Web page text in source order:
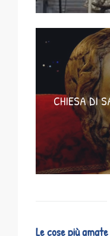
CHIESA DI
Le cose più amate